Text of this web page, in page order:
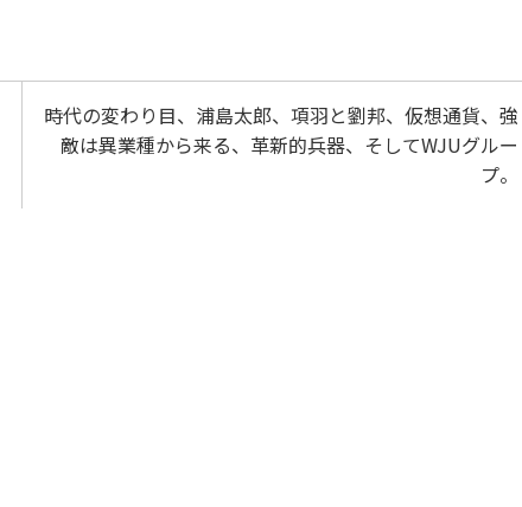
時代の変わり目、浦島太郎、項羽と劉邦、仮想通貨、強
敵は異業種から来る、革新的兵器、そしてWJUグルー
プ。